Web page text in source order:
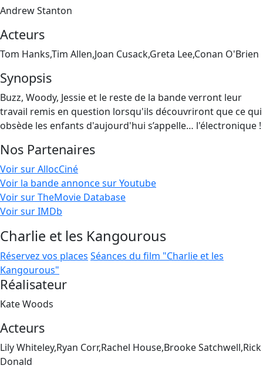
Andrew Stanton
Acteurs
Tom Hanks,Tim Allen,Joan Cusack,Greta Lee,Conan O'Brien
Synopsis
Buzz, Woody, Jessie et le reste de la bande verront leur
travail remis en question lorsqu'ils découvriront que ce qui
obsède les enfants d'aujourd'hui s’appelle… l'électronique !
Nos Partenaires
Voir sur AllocCiné
Voir la bande annonce sur Youtube
Voir sur TheMovie Database
Voir sur IMDb
Charlie et les Kangourous
Réservez vos places Séances du film "Charlie et les
Kangourous"
Réalisateur
Kate Woods
Acteurs
Lily Whiteley,Ryan Corr,Rachel House,Brooke Satchwell,Rick
Donald